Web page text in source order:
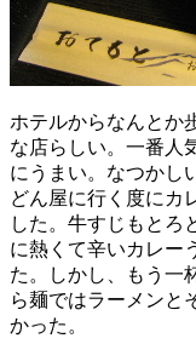
ホテルからなんとか
な店らしい。一番人
にうまい。なつかし
どん屋に行く度にカ
した。牛すじもとろ
に熱くて辛いカレー
た。しかし、もう一
ら麺ではラーメンと
かった。